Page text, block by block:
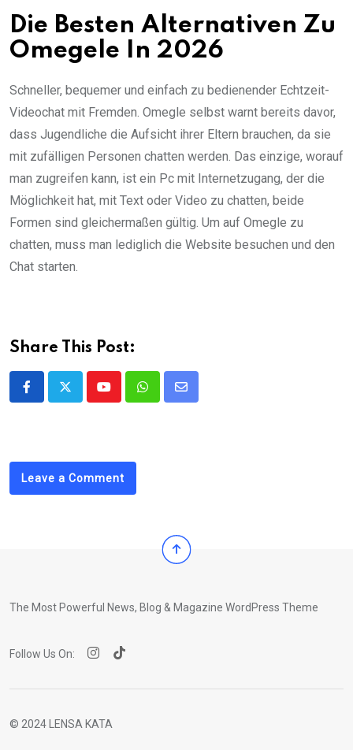
Die Besten Alternativen Zu
Omegele In 2026
Schneller, bequemer und einfach zu bedienender Echtzeit-
Videochat mit Fremden. Omegle selbst warnt bereits davor,
dass Jugendliche die Aufsicht ihrer Eltern brauchen, da sie
mit zufälligen Personen chatten werden. Das einzige, worauf
man zugreifen kann, ist ein Pc mit Internetzugang, der die
Möglichkeit hat, mit Text oder Video zu chatten, beide
Formen sind gleichermaßen gültig. Um auf Omegle zu
chatten, muss man lediglich die Website besuchen und den
Chat starten.
Share This Post:
YoutubeWhatsappShare
Leave a Comment
The Most Powerful News, Blog & Magazine WordPress Theme
Follow Us On:
© 2024 LENSA KATA